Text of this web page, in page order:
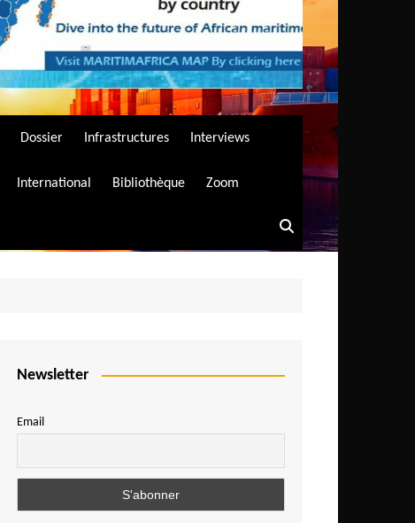
Dossier Infrastructures Interviews
International Bibliothèque Zoom
Newsletter
Email